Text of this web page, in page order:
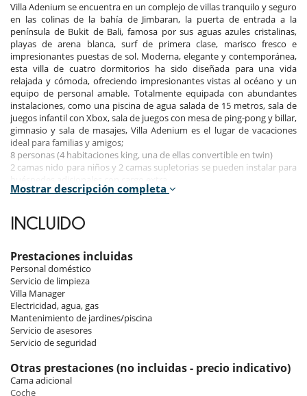
Villa Adenium se encuentra en un complejo de villas tranquilo y seguro
en las colinas de la bahía de Jimbaran, la puerta de entrada a la
península de Bukit de Bali, famosa por sus aguas azules cristalinas,
playas de arena blanca, surf de primera clase, marisco fresco e
impresionantes puestas de sol. Moderna, elegante y contemporánea,
esta villa de cuatro dormitorios ha sido diseñada para una vida
relajada y cómoda, ofreciendo impresionantes vistas al océano y un
equipo de personal amable. Totalmente equipada con abundantes
instalaciones, como una piscina de agua salada de 15 metros, sala de
juegos infantil con Xbox, sala de juegos con mesa de ping-pong y billar,
gimnasio y sala de masajes, Villa Adenium es el lugar de vacaciones
ideal para familias y amigos;
8 personas (4 habitaciones king, una de ellas convertible en twin)
2 camas nido para niños y 2 camas supletorias se pueden instalar para
Interior
comodidad opcional de aire acondicionado cerrado o abierto a la brisa
Relajante salón con sistema de sonido envolvente
Comedor de planta abierta con asientos para ocho
Cocina moderna totalmente equipada con electrodomésticos de
acero inoxidable y encimeras de granito
Sala de juegos
Cine
Gimnasio
Sala de tratamientos de spa
Exteriores
Mostrar descripción completa
INCLUIDO
Prestaciones incluidas
Personal doméstico
Servicio de limpieza
Villa Manager
Electricidad, agua, gas
Mantenimiento de jardines/piscina
Servicio de asesores
Servicio de seguridad
Otras prestaciones (no incluidas - precio indicativo)
Cama adicional
Coche